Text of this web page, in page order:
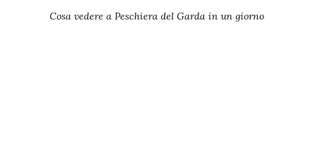
Cosa vedere a Peschiera del Garda in un giorno